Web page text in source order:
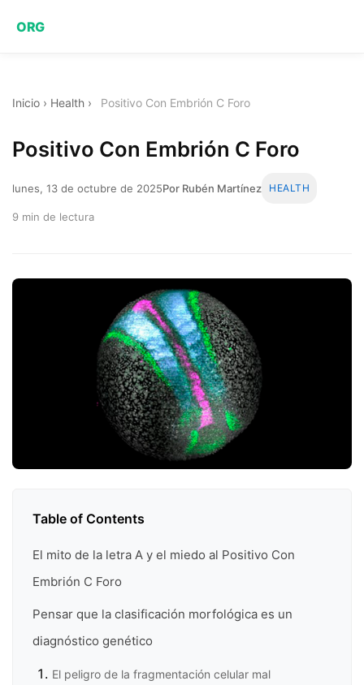
ORG
Inicio › Health › Positivo Con Embrión C Foro
Positivo Con Embrión C Foro
lunes, 13 de octubre de 2025Por Rubén Martínez HEALTH
9 min de lectura
Table of Contents
El mito de la letra A y el miedo al Positivo Con
Embrión C Foro
Pensar que la clasificación morfológica es un
diagnóstico genético
El peligro de la fragmentación celular mal